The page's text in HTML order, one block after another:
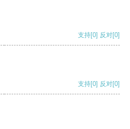
支持[0] 反对[0]
支持[0] 反对[0]